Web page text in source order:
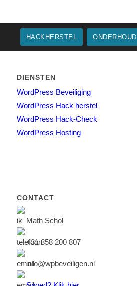
HACKHERSTEL ONDERHOUD
DIENSTEN
WordPress Beveiliging
WordPress Hack herstel
WordPress Hack-Check
WordPress Hosting
CONTACT
Math Schol
+31 858 200 807
info@wpbeveiligen.nl